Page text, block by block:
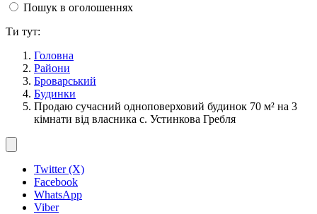
Пошук в оголошеннях
Ти тут:
Головна
Райони
Броварський
Будинки
Продаю сучасний одноповерховий будинок 70 м² на 3
кімнати від власника с. Устинкова Гребля
Twitter (X)
Facebook
WhatsApp
Viber